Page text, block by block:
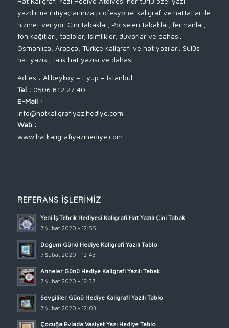
yazdırma ihtiyaçlarınıza profesyonel kaligraf ve hattatlar ile
hizmet veriyor. Çini tabaklar, Porselen tabaklar, fermanlar,
fon kağıtları, tablolar, isimlikler, duvarlar ve dahası.
Osmanlıca, Arapça, Türkçe kaligrafi ve hat yazıları. Sülüs
hat yazısı, talik hat yazısı ve dahası.
Adres : Alibeyköy – Eyüp – İstanbul
Tel : 0506 812 27 40
E-Mail :
info@hatkaligrafiyazihediye.com
Web :
www.hatkaligrafiyazihediye.com
REFERANS İŞLERIMIZ
Yeni İş Tebrik Hediyesi Kaligrafi Hat Yazılı Çini Tabak
7 Şubat 2020 - 12:55
Doğum Günü Hediye Kaligrafi Yazılı Tablo
7 Şubat 2020 - 12:43
Anneler Günü Hediye Kaligrafi Yazılı Tabak
7 Şubat 2020 - 12:37
Sevgililer Günü Hediye Kaligrafi Yazılı Tablo
7 Şubat 2020 - 12:03
Çocuğa Evlada Vasiyet Yazı Hediye Tablo